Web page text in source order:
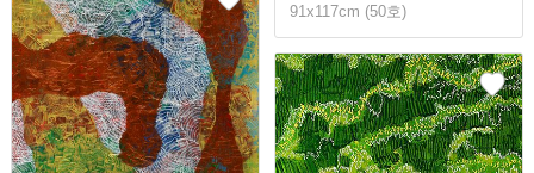
91x117cm (50호)